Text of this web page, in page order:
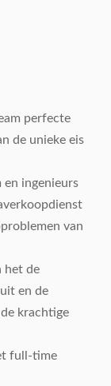
perfecte
de unieke eis
en ingenieurs
van
het de
en de
krachtige
full-time